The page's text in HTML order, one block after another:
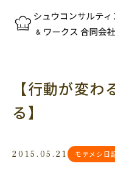
【行動が変
る】
2015.05.21 モテメシ日